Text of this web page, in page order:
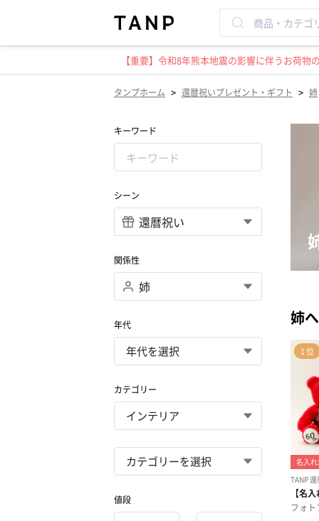
【重要】令和8年熊本地震の影響に伴うお荷
タンプホーム > 還暦祝いプレゼント・ギフト > 姉
キーワード
シーン
関係性
年代
カテゴリー
値段
姉